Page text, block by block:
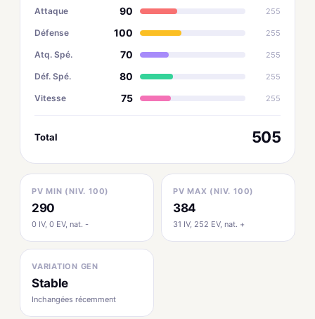
Attaque 90 255
Défense 100 255
Atq. Spé. 70 255
Déf. Spé. 80 255
Vitesse 75 255
Total 505
PV MIN (NIV. 100)
290
0 IV, 0 EV, nat. -
PV MAX (NIV. 100)
384
31 IV, 252 EV, nat. +
VARIATION GEN
Stable
Inchangées récemment